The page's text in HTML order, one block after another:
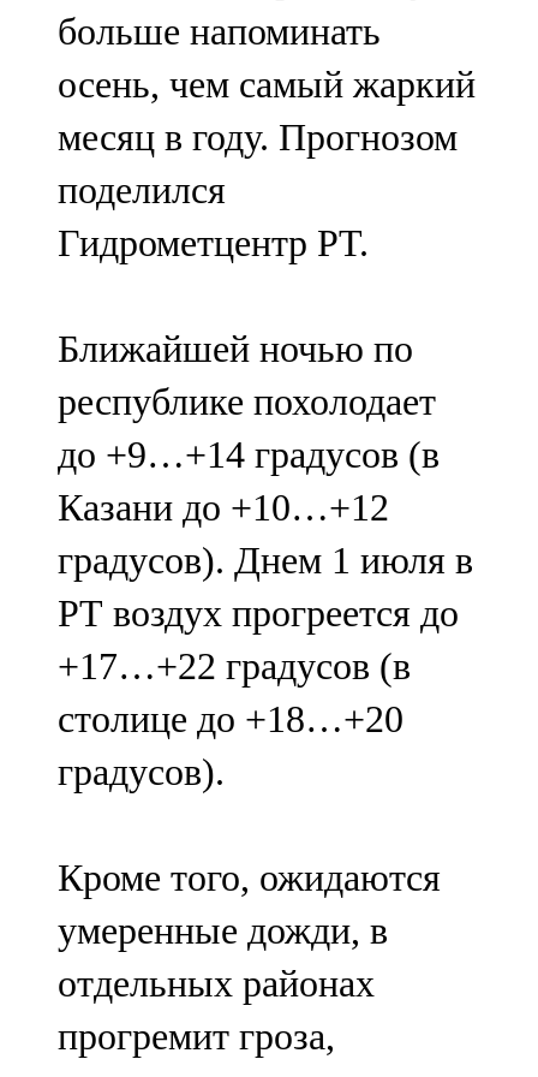
107,8 FM
Теләче
106,1 FM
Түбән Кама
102,6 FM
107,7 FM
Чистай
103,0 FM
Чүпрәле
91,0 FM
Шәмәрдән
102,3 FM
Яңа чишмә
107,0 FM
105,5 FM
больше напоминать
осень, чем самый жаркий
месяц в году. Прогнозом
поделился
Гидрометцентр РТ.
Ближайшей ночью по
республике похолодает
до +9…+14 градусов (в
Казани до +10…+12
градусов). Днем 1 июля в
РТ воздух прогреется до
+17…+22 градусов (в
столице до +18…+20
градусов).
Кроме того, ожидаются
умеренные дожди, в
отдельных районах
прогремит гроза,